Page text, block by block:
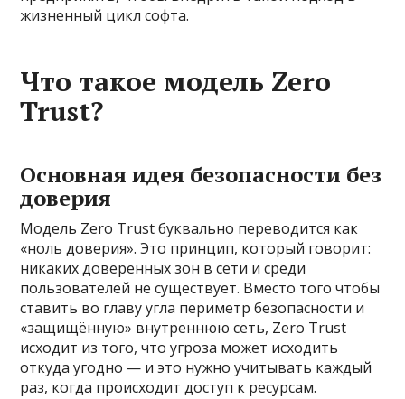
жизненный цикл софта.
Что такое модель Zero
Trust?
Основная идея безопасности без
доверия
Модель Zero Trust буквально переводится как
«ноль доверия». Это принцип, который говорит:
никаких доверенных зон в сети и среди
пользователей не существует. Вместо того чтобы
ставить во главу угла периметр безопасности и
«защищённую» внутреннюю сеть, Zero Trust
исходит из того, что угроза может исходить
откуда угодно — и это нужно учитывать каждый
раз, когда происходит доступ к ресурсам.